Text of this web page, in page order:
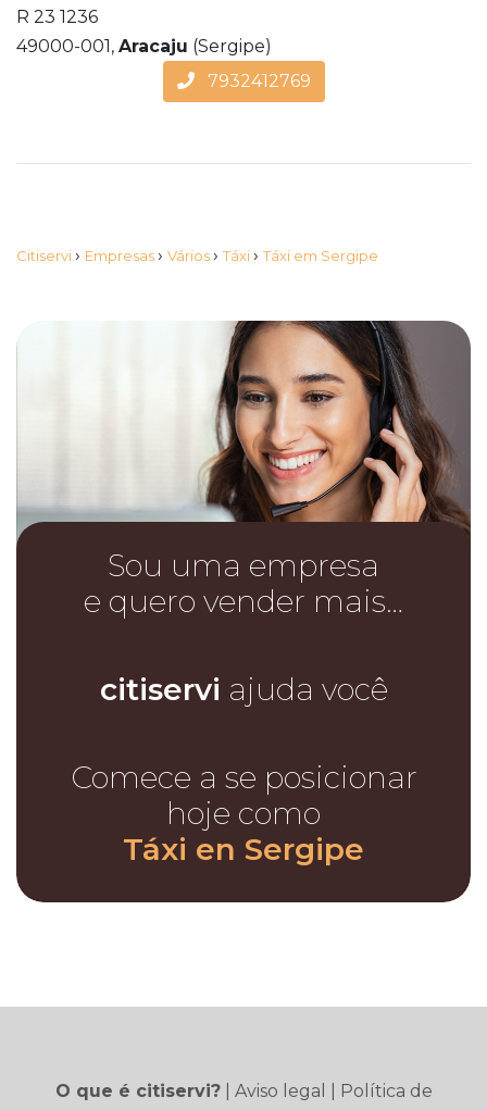
R 23 1236
49000-001, Aracaju (Sergipe)
7932412769
Citiservi › Empresas › Vários › Táxi › Táxi em Sergipe
Sou uma empresa
e quero vender mais…
citiservi ajuda você
Comece a se posicionar
hoje como
Táxi en Sergipe
O que é citiservi?| Aviso legal Política de